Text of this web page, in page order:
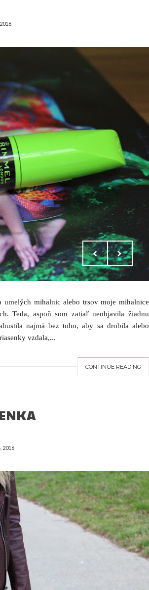
mihalnic alebo trsov moje mihalnice
Teda, aspoň som zatiaľ neobjavila žiadnu
najmä bez toho, aby sa drobila alebo
vzdala,...
CONTINUE READING
2016